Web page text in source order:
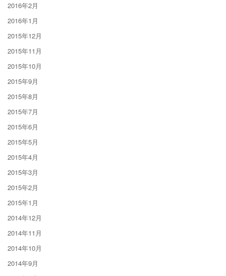
2016年2月
2016年1月
2015年12月
2015年11月
2015年10月
2015年9月
2015年8月
2015年7月
2015年6月
2015年5月
2015年4月
2015年3月
2015年2月
2015年1月
2014年12月
2014年11月
2014年10月
2014年9月